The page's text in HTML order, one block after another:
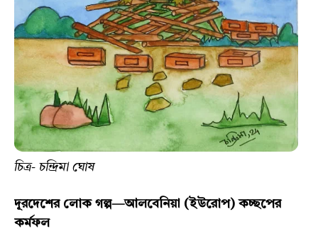
চিত্র- চন্দ্রিমা ঘোষ
দূরদেশের লোক গল্প—আলবেনিয়া (ইউরোপ)কচ্ছপের
কর্মফল